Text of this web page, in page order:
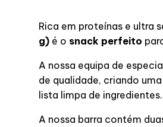
Rica em proteínas e ultra
g) é o snack perfeito
A nossa equipa de
de qualidade, criando
lista limpa de ingredientes.
A nossa barra contém